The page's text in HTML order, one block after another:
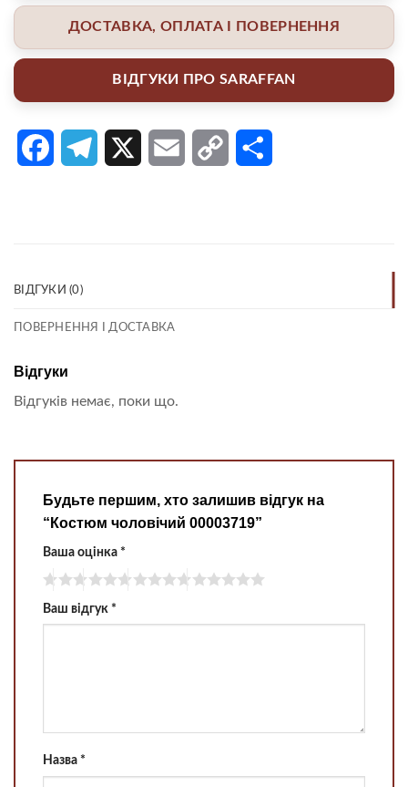
ДОСТАВКА, ОПЛАТА І ПОВЕРНЕННЯ
ВІДГУКИ ПРО SARAFFAN
FacebookTelegram Email Copy
ВІДГУКИ (0)
ПОВЕРНЕННЯ І ДОСТАВКА
Відгуки
Відгуків немає, поки що.
Будьте першим, хто залишив відгук на
“Костюм чоловічий 00003719”
Ваша оцінка *
Ваш відгук *
Назва *